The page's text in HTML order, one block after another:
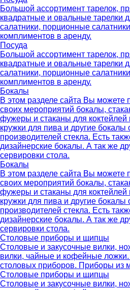
Большой ассортимент тарелок,
квадратные и овальные тарелки
салатники, порционные
комплиментов в аренду.
Посуда
Большой ассортимент тарелок,
квадратные и овальные тарелки
салатники, порционные
комплиментов в аренду.
Бокалы
В этом разделе сайта Вы можете
своих мероприятий бокалы,
фужеры и стаканы для коктейлей
кружки для пива и другие бокалы
производителей стекла. Есть
дизайнерские бокалы. А так же
сервировки стола.
Бокалы
В этом разделе сайта Вы можете
своих мероприятий бокалы,
фужеры и стаканы для коктейлей
кружки для пива и другие бокалы
производителей стекла. Есть
дизайнерские бокалы. А так же
сервировки стола.
Столовые приборы и щипцы
Столовые и закусочные вилки,
вилки, чайные и кофейные ложки.
столовых приборов. Приборы из
Столовые приборы и щипцы
Столовые и закусочные вилки,